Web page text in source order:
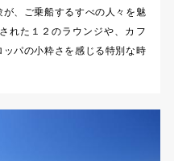
、ご乗船するすべの人々を魅
れた１２のラウンジや、カフ
パの小粋さを感じる特別な時